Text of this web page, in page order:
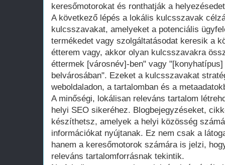
keresőmotorokat és ronthatják a
A következő lépés a lokális kulcsszavak
kulcsszavakat, amelyeket a potenciális
termékedet vagy szolgáltatásodat keresik a
étterem vagy, akkor olyan kulcsszavakra
éttermek [városnév]-ben" vagy
belvárosában". Ezeket a kulcsszavakat
weboldaladon, a tartalomban és a
A minőségi, lokálisan releváns tartalom
helyi SEO sikeréhez. Blogbejegyzéseket,
készíthetsz, amelyek a helyi közösség
információkat nyújtanak. Ez nem csak a
hanem a keresőmotorok számára is jelzi,
releváns tartalomforrásnak tekintik.